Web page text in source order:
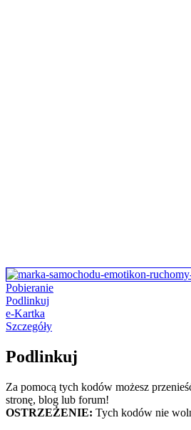
Pobieranie
Podlinkuj
e-Kartka
Szczegóły
Podlinkuj
Za pomocą tych kodów możesz
stronę, blog lub forum!
OSTRZEŻENIE: Tych kodów nie